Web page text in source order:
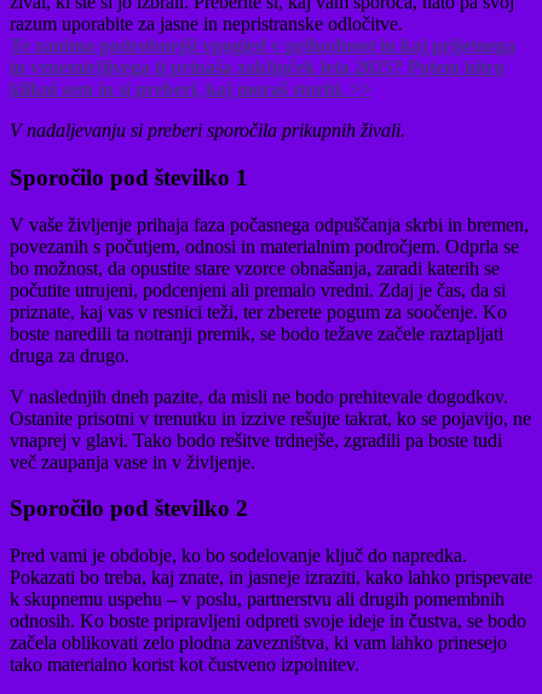
razum uporabite za jasne in nepristranske odločitve.
Te zanima podrobnejši vpogled v prihodnost in kaj prijetnega
in vznemirljivega ti prinaša zaključek leta 2025? Potem hitro
klikni sem in si preberi, kaj moraš storiti. >>
V nadaljevanju si preberi sporočila prikupnih živali.
Sporočilo pod številko 1
V vaše življenje prihaja faza počasnega odpuščanja skrbi in bremen,
povezanih s počutjem, odnosi in materialnim področjem. Odprla se
bo možnost, da opustite stare vzorce obnašanja, zaradi katerih se
počutite utrujeni, podcenjeni ali premalo vredni. Zdaj je čas, da si
priznate, kaj vas v resnici teži, ter zberete pogum za soočenje. Ko
boste naredili ta notranji premik, se bodo težave začele raztapljati
druga za drugo.
V naslednjih dneh pazite, da misli ne bodo prehitevale dogodkov.
Ostanite prisotni v trenutku in izzive rešujte takrat, ko se pojavijo, ne
vnaprej v glavi. Tako bodo rešitve trdnejše, zgradili pa boste tudi
več zaupanja vase in v življenje.
Sporočilo pod številko 2
Pred vami je obdobje, ko bo sodelovanje ključ do napredka.
Pokazati bo treba, kaj znate, in jasneje izraziti, kako lahko prispevate
k skupnemu uspehu – v poslu, partnerstvu ali drugih pomembnih
odnosih. Ko boste pripravljeni odpreti svoje ideje in čustva, se bodo
začela oblikovati zelo plodna zavezništva, ki vam lahko prinesejo
tako materialno korist kot čustveno izpolnitev.